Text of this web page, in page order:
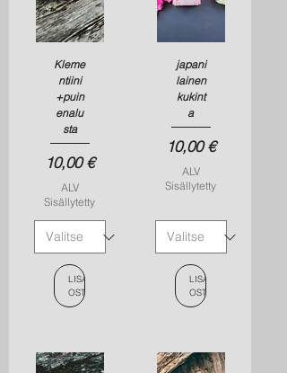
Kleme
ntiini
+puin
enalu
sta
Hinta
10,00 €
ALV
Sisällytetty
LISÄÄ
OSTOSKORIIN
japani
lainen
kukint
a
Hinta
10,00 €
ALV
Sisällytetty
LISÄÄ
OSTOSKORIIN